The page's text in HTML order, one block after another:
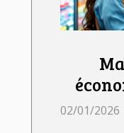
02/01/2026